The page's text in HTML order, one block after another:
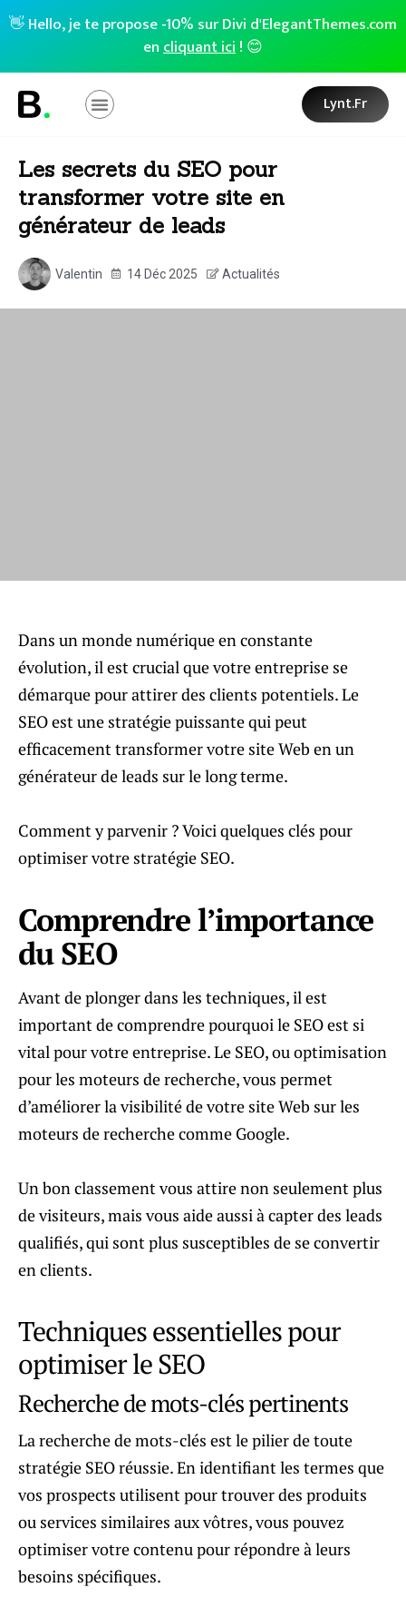
👋 Hello, je te propose -10% sur Divi d'ElegantThemes.com
encliquant ici! 😊
Lynt.fr
Les secrets du SEO pour
transformer votre site en
générateur de leads
Valentin 14 Déc 2025 Actualités
Dans un monde numérique en constante
évolution, il est crucial que votre entreprise se
démarque pour attirer des clients potentiels. Le
SEO est une stratégie puissante qui peut
efficacement transformer votre site Web en un
générateur de leads sur le long terme.
Comment y parvenir ? Voici quelques clés pour
optimiser votre stratégie SEO.
Comprendre l’importance
du SEO
Avant de plonger dans les techniques, il est
important de comprendre pourquoi le SEO est si
vital pour votre entreprise. Le SEO, ou optimisation
pour les moteurs de recherche, vous permet
d’améliorer la visibilité de votre site Web sur les
moteurs de recherche comme Google.
Un bon classement vous attire non seulement plus
de visiteurs, mais vous aide aussi à capter des leads
qualifiés, qui sont plus susceptibles de se convertir
en clients.
Techniques essentielles pour
optimiser le SEO
Recherche de mots-clés pertinents
La recherche de mots-clés est le pilier de toute
stratégie SEO réussie. En identifiant les termes que
vos prospects utilisent pour trouver des produits
ou services similaires aux vôtres, vous pouvez
optimiser votre contenu pour répondre à leurs
besoins spécifiques.